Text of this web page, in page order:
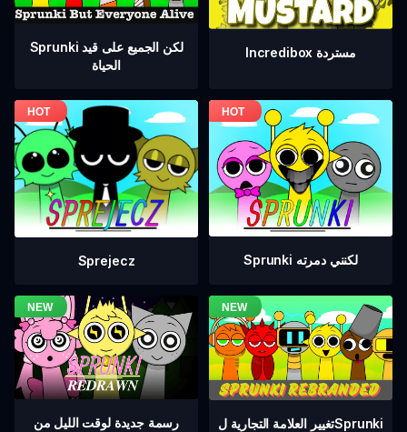
Sprunki لكن الجميع على قيد
الحياة
Incredibox مستردة
Sprejecz Sprunki لكنني دمرته
رسمة جديدة لوقت الليل من
تغيير العلامة التجارية لSprunki